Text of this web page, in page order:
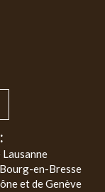
Lausanne
en-Bresse
et de Genève